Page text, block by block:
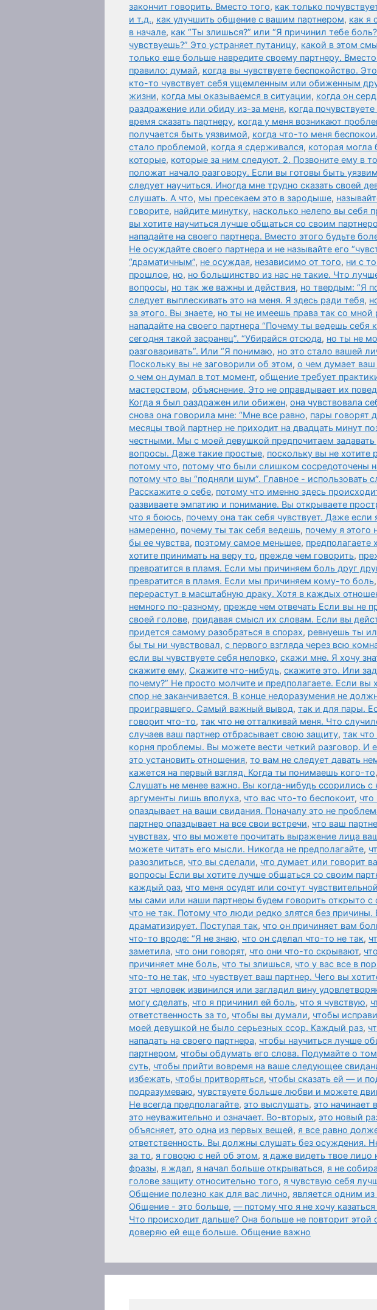
закончит говорить. Вместо того, как только
и т.д., как улучшить общение с вашим партнером, как я
в начале, как “Ты злишься?” или “Я причинил тебе
чувствуешь?” Это устраняет путаницу, какой в этом
только еще больше навредите своему партнеру.
правило: думай, когда вы чувствуете беспокойство.
кто-то чувствует себя ущемленным или обиженным
жизни, когда мы оказываемся в ситуации, когда он
раздражение или обиду из-за меня, когда
время сказать партнеру, когда у меня возникают
получается быть уязвимой, когда что-то меня
стало проблемой, когда я сдерживался, которая могла
которые, которые за ним следуют. 2. Позвоните ему в
положат начало разговору. Если вы готовы быть
следует научиться. Иногда мне трудно сказать своей
слушать. А что, мы пресекаем это в зародыше,
говорите, найдите минутку, насколько нелепо вы себя
вы хотите научиться лучше общаться со своим
нападайте на своего партнера. Вместо этого будьте
Не осуждайте своего партнера и не называйте его
“драматичным”, не осуждая, независимо от того, ни с
прошлое, но, но большинство из нас не такие. Что
вопросы, но так же важны и действия, но твердым: “Я
следует выплескивать это на меня. Я здесь ради тебя,
за этого. Вы знаете, но ты не имеешь права так со мной
нападайте на своего партнера “Почему ты ведешь себя
сегодня такой засранец”. “Убирайся отсюда, но ты не
разговаривать”. Или “Я понимаю, но это стало вашей
Поскольку вы не заговорили об этом, о чем думает ваш
о чем он думал в тот момент, общение требует
мастерством, объяснение. Это не оправдывает их
Когда я был раздражен или обижен, она чувствовала
снова она говорила мне: “Мне все равно, пары говорят
месяцы твой партнер не приходит на двадцать минут
честными. Мы с моей девушкой предпочитаем
вопросы. Даже такие простые, поскольку вы не хотите
потому что, потому что были слишком сосредоточены
потому что вы “подняли шум”. Главное - использовать
Расскажите о себе, потому что именно здесь
развиваете эмпатию и понимание. Вы открываете
что я боюсь, почему она так себя чувствует. Даже если
намеренно, почему ты так себя ведешь, почему я этого
бы ее чувства, поэтому самое меньшее, предполагаете
хотите принимать на веру то, прежде чем говорить,
превратится в пламя. Если мы причиняем боль друг
превратится в пламя. Если мы причиняем кому-то боль,
перерастут в масштабную драку. Хотя в каждых
немного по-разному, прежде чем отвечать Если вы не
своей голове, придавая смысл их словам. Если вы
придется самому разобраться в спорах, ревнуешь ты
бы ты ни чувствовал, с первого взгляда через всю
если вы чувствуете себя неловко, скажи мне. Я хочу
скажите ему, Скажите что-нибудь, скажите это. Или
почему?” Не просто молчите и предполагаете. Если вы
спор не заканчивается. В конце недоразумения не
проигравшего. Самый важный вывод, так и для пары.
говорит что-то, так что не отталкивай меня. Что
случаев ваш партнер отбрасывает свою защиту, так
корня проблемы. Вы можете вести четкий разговор. И
это установить отношения, то вам не следует давать
кажется на первый взгляд. Когда ты понимаешь кого-то,
Слушать не менее важно. Вы когда-нибудь ссорились
аргументы лишь вполуха, что вас что-то беспокоит, что
опаздывает на ваши свидания. Поначалу это не
партнер опаздывает на все свои встречи, что ваш
чувствах, что вы можете прочитать выражение лица
можете читать его мысли. Никогда не предполагайте,
разозлиться, что вы сделали, что думает или говорит
вопросы Если вы хотите лучше общаться со своим
каждый раз, что меня осудят или сочтут
мы сами или наши партнеры будем говорить открыто с
что не так. Потому что люди редко злятся без причины.
драматизирует. Поступая так, что он причиняет вам
что-то вроде: “Я не знаю, что он сделал что-то не так,
заметила, что они говорят, что они что-то скрывают,
причиняет мне боль, что ты злишься, что у вас все в
что-то не так, что чувствует ваш партнер. Чего вы
этот человек извинился или загладил вину
могу сделать, что я причинил ей боль, что я чувствую,
ответственность за то, чтобы вы думали, чтобы
моей девушкой не было серьезных ссор. Каждый раз,
нападать на своего партнера, чтобы научиться лучше
партнером, чтобы обдумать его слова. Подумайте о том
суть, чтобы прийти вовремя на ваше следующее
избежать, чтобы притворяться, чтобы сказать ей — и
подразумеваю, чувствуете больше любви и можете
Не всегда предполагайте, это выслушать, это начинает
это неуважительно и означает. Во-вторых, это новый
объясняет, это одна из первых вещей, я все равно
ответственность. Вы должны слушать без осуждения.
за то, я говорю с ней об этом, я даже видеть твое лицо
фразы, я ждал, я начал больше открываться, я не
голове защиту относительно того, я чувствую себя
Общение полезно как для вас лично, является одним
Общение - это больше, — потому что я не хочу
Что происходит дальше? Она больше не повторит этой
доверяю ей еще больше. Общение важно